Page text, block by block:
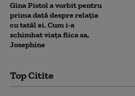
Gina Pistol a vorbit pentru
prima dată despre relația
cu tatăl ei. Cum i-a
schimbat viața fiica sa,
Josephine
Top Citite